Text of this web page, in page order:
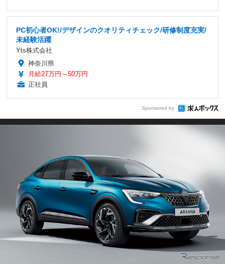
PC初心者OK!/デザインのクオリティチェック/研修制度充実/
未経験活躍
Yts株式会社
神奈川県
月給27万円～50万円
正社員
Sponsored by